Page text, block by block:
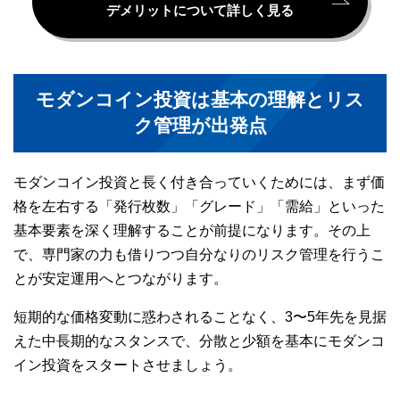
デメリットについて詳しく見る
モダンコイン投資は基本の理解とリス
ク管理が出発点
モダンコイン投資と長く付き合っていくためには、まず価
格を左右する「発行枚数」「グレード」「需給」といった
基本要素を深く理解することが前提になります。その上
で、専門家の力も借りつつ自分なりのリスク管理を行うこ
とが安定運用へとつながります。
短期的な価格変動に惑わされることなく、3〜5年先を見据
えた中長期的なスタンスで、分散と少額を基本にモダンコ
イン投資をスタートさせましょう。